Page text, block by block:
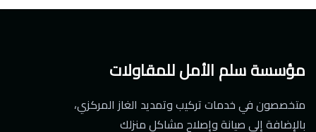
مؤسسة سلم الأمل للمقاولات
متخصصون في خدمات تركيب وتمديد الغاز المركزي،
بالإضافة إلى صيانة وإصلاح مشاكل منزلك